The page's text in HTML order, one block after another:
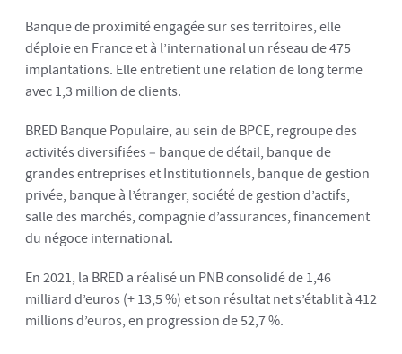
Banque de proximité engagée sur ses territoires, elle
déploie en France et à l’international un réseau de 475
implantations. Elle entretient une relation de long terme
avec 1,3 million de clients.
BRED Banque Populaire, au sein de BPCE, regroupe des
activités diversifiées – banque de détail, banque de
grandes entreprises et Institutionnels, banque de gestion
privée, banque à l’étranger, société de gestion d’actifs,
salle des marchés, compagnie d’assurances, financement
du négoce international.
En 2021, la BRED a réalisé un PNB consolidé de 1,46
milliard d’euros (+ 13,5 %) et son résultat net s’établit à 412
millions d’euros, en progression de 52,7 %.